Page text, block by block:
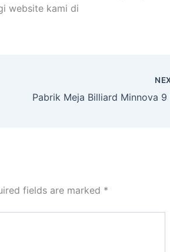
website kami di
fields are marked *